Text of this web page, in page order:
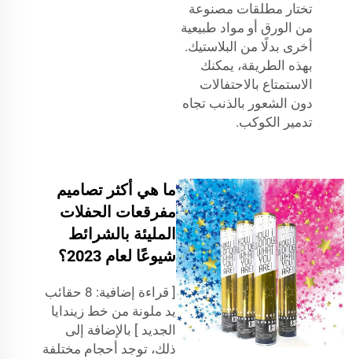
تختار مطلقات مصنوعة
من الورق أو مواد طبيعية
أخرى بدلًا من البلاستيك.
بهذه الطريقة، يمكنك
الاستمتاع بالاحتفالات
دون الشعور بالذنب تجاه
تدمير الكوكب.
ما هي أكثر تصاميم
مفرقعات الحفلات
المليئة بالشرائط
شيوعًا لعام 2023؟
[ قراءة إضافية: 8 حقائب
يد ملونة من خط زيندايا
الجديد ] بالإضافة إلى
ذلك، توجد أحجام مختلفة